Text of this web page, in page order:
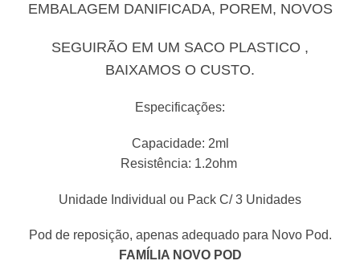
EMBALAGEM DANIFICADA, POREM, NOVOS
SEGUIRÃO EM UM SACO PLASTICO ,
BAIXAMOS O CUSTO.
Especificações:
Capacidade: 2ml
Resistência: 1.2ohm
Unidade Individual ou Pack C/ 3 Unidades
Pod de reposição, apenas adequado para Novo Pod.
FAMÍLIA NOVO POD